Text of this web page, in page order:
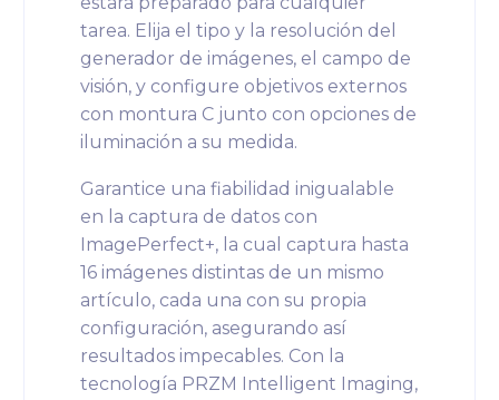
tarea. Elija el tipo y la resolución del
generador de imágenes, el campo de
visión, y configure objetivos externos
con montura C junto con opciones de
iluminación a su medida.
Garantice una fiabilidad inigualable
en la captura de datos con
ImagePerfect+, la cual captura hasta
16 imágenes distintas de un mismo
artículo, cada una con su propia
configuración, asegurando así
resultados impecables. Con la
tecnología PRZM Intelligent Imaging,